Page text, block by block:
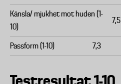
Känsla/ mjukhet mot huden (1-
10)
7,5
Passform (1-10) 7,3